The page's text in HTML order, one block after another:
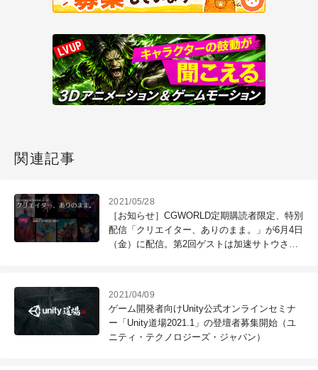
関連記事
2021/05/28
［お知らせ］CGWORLD定期購読者限定、特別
配信「クリエイター、ありのまま。」が6月4日
（金）に配信。第2回ゲストは加速サトウさん
2021/04/09
ゲーム開発者向けUnity公式オンラインセミナ
ー「Unity道場2021.1」の登壇者募集開始（ユ
ニティ・テクノロジーズ・ジャパン）